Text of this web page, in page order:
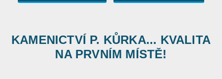
KAMENICTVÍ P. KŮRKA... KVALITA
NA PRVNÍM MÍSTĚ!